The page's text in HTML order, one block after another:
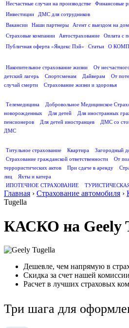
Несчастные случаи на производстве
Финансовые
Инвестиции
ДМС для сотрудников
Вакансии
Наши партнеры Агент с выездом на дом
Страховые компании
Автострахование
Оплата с
Публичная оферта «Яндекс Пэй»
Статьи О
Накопительное страхование жизни
От
детский лагерь
Спортсменам Дайверам От
случай смерти
Страхование жизни и здоровья
Телемедицина
Добровольное Медицинское
новорожденных
Для детей Для иностранных
пенсионеров
Для детей иностранцев ДМС со
ДМС
Титульное страхование
Квартира Загородный
Страхование гражданской ответственности
От
террористических актов
При сдаче в аренду
лиц
Яхты и катера
ИПОТЕЧНОЕ СТРАХОВАНИЕ
Главная › Страхование автомобиля ›
Tugella
КАСКО на Geely
Дешевле, чем напрямую в
Скидка за счет нашей комиссии
Расчет в лучших страховых
Три шага для